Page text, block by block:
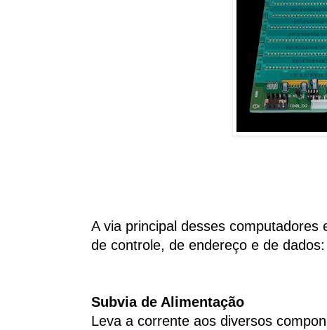
A via principal desses computadores
de controle, de endereço e de dados:
Subvia de Alimentação
Leva a corrente aos diversos